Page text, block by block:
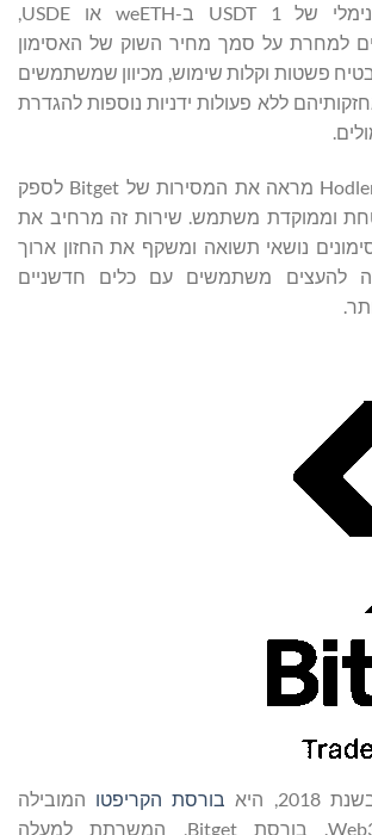
בערך אחזקה מינימלי של 1 USDT ב-weETH או USDE,
למחרת על סמך מחיר השוק של האסימון
פשטות וקלות שימוש, מכיוון שמשתמשים
ללא פעולות ידניות נוספות להגדרת
ההשקה של HodlerYield מראה את המסירות של Bitget לספק
וממוקדת משתמש. שירות זה מרחיב את
נושאי תשואה ומשקף את החזון ארוך
להעצים משתמשים עם כלים חדשניים
בורסת הקריפטו המובילה
בעולם וחברת Web3. בורסת Bitget, המשרתת למעלה